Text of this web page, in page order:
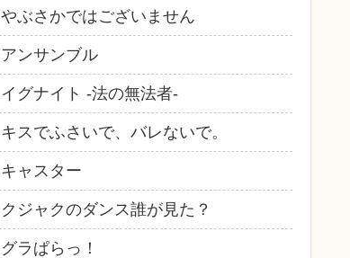
やぶさかではございません
アンサンブル
イグナイト -法の無法者-
キスでふさいで、バレないで。
キャスター
クジャクのダンス誰が見た？
グラぱらっ！